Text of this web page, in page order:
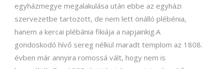
egyházmegye megalakulása után ebbe az egyházi
szervezetbe tartozott, de nem lett önálló plébénia,
hanem a kercai plébánia fikiája a napjainkig.A
gondoskodó hívő sereg nélkül maradt templom az 1808.
évben már annyira romossá vált, hogy nem is